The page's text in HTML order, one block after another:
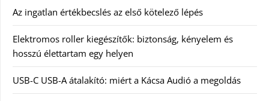
Az ingatlan értékbecslés az első kötelező lépés
Elektromos roller kiegészítők: biztonság, kényelem és
hosszú élettartam egy helyen
USB-C USB-A átalakító: miért a Kácsa Audió a megoldás